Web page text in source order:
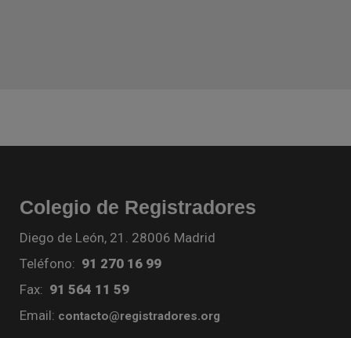
Colegio de Registradores
Diego de León, 21. 28006 Madrid
Teléfono: 91 270 16 99
Fax: 91 564 11 59
Email: contacto@registradores.org